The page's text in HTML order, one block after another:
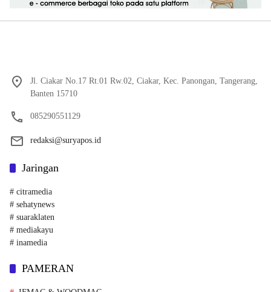
Jl. Ciakar No.17 Rt.01 Rw.02, Ciakar, Kec. Panongan, Tangerang,
Banten 15710
085290551129
redaksi@suryapos.id
Jaringan
# citramedia
# sehatynews
# suaraklaten
# mediakayu
# inamedia
PAMERAN